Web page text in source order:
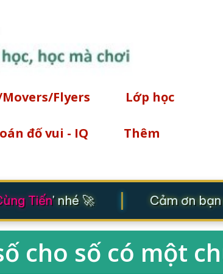
Flyers Lớp học
đố vui - IQ Thêm
Tiến' nhé 🚀 Cảm ơn
cho số có một